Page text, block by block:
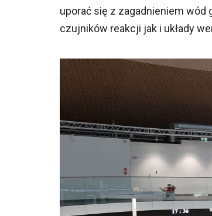
uporać się z zagadnieniem wód
czujników reakcji jak i układy